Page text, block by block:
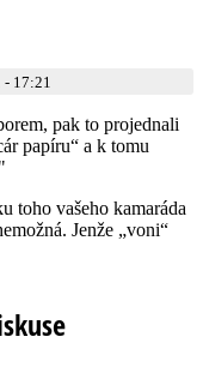
17:21
pak to projednali
papíru“ a k tomu
toho vašeho kamaráda
Jenže „voni“